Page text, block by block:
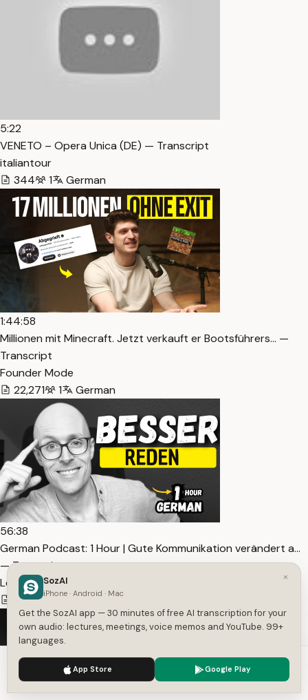
5:22
VENETO – Opera Unica (DE) — Transcript
italiantour
344
1 German
1:44:58
Millionen mit Minecraft. Jetzt verkauft er Bootsführers… —
Transcript
Founder Mode
22,271
1 German
56:38
German Podcast: 1 Hour | Gute Kommunikation verändert a…
— Transcript
Learn German With Falk
6,585
1 German
We use cookies to enhance your experience.
×
SozAI
iPhone · Android · Mac
Get the SozAI app — 30 minutes of free AI transcription for your
own audio: lectures, meetings, voice memos and YouTube. 99+
languages.
App Store Google Play